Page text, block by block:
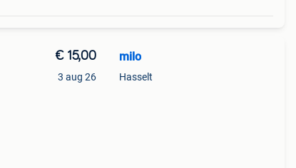
€ 15,00
3 aug 26
milo
Hasselt